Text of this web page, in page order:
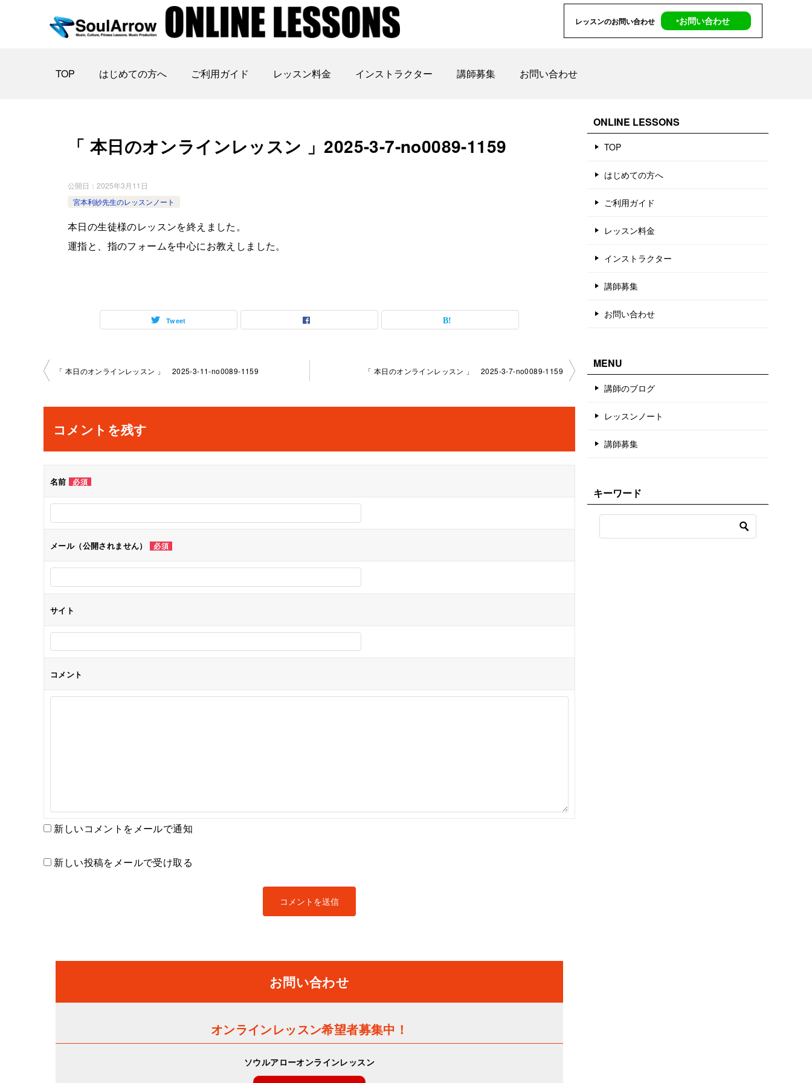
レッスンのお問い合わせ ‣お問い合わせ
TOP はじめての方へ ご利用ガイド レッスン料金 インストラクター 講師募集 お問い合わせ
「 本日のオンラインレッスン 」2025-3-7-no0089-1159
公開日： 2025年3月11日
宮本利紗先生のレッスンノート
本日の生徒様のレッスンを終えました。
運指と、指のフォームを中心にお教えしました。
Tweet
投
ナ
ビ
ゲ
ー
シ
ョ
「 本日のオンラインレッスン 」 2025-3-11-no0089-1159 「 本日のオンラインレッスン 」 2025-3-7-no0089-1159
コメントを残す
名前 必須
メール（公開されません） 必須
サイト
コメント
新しいコメントをメールで通知
新しい投稿をメールで受け取る
お問い合わせ
オンラインレッスン希望者募集中！
ソウルアローオンラインレッスン
ONLINE LESSONS
TOP
はじめての方へ
ご利用ガイド
レッスン料金
インストラクター
講師募集
お問い合わせ
MENU
講師のブログ
レッスンノート
講師募集
キーワード